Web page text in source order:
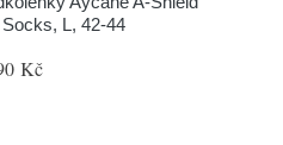
L, 42-44
Kč